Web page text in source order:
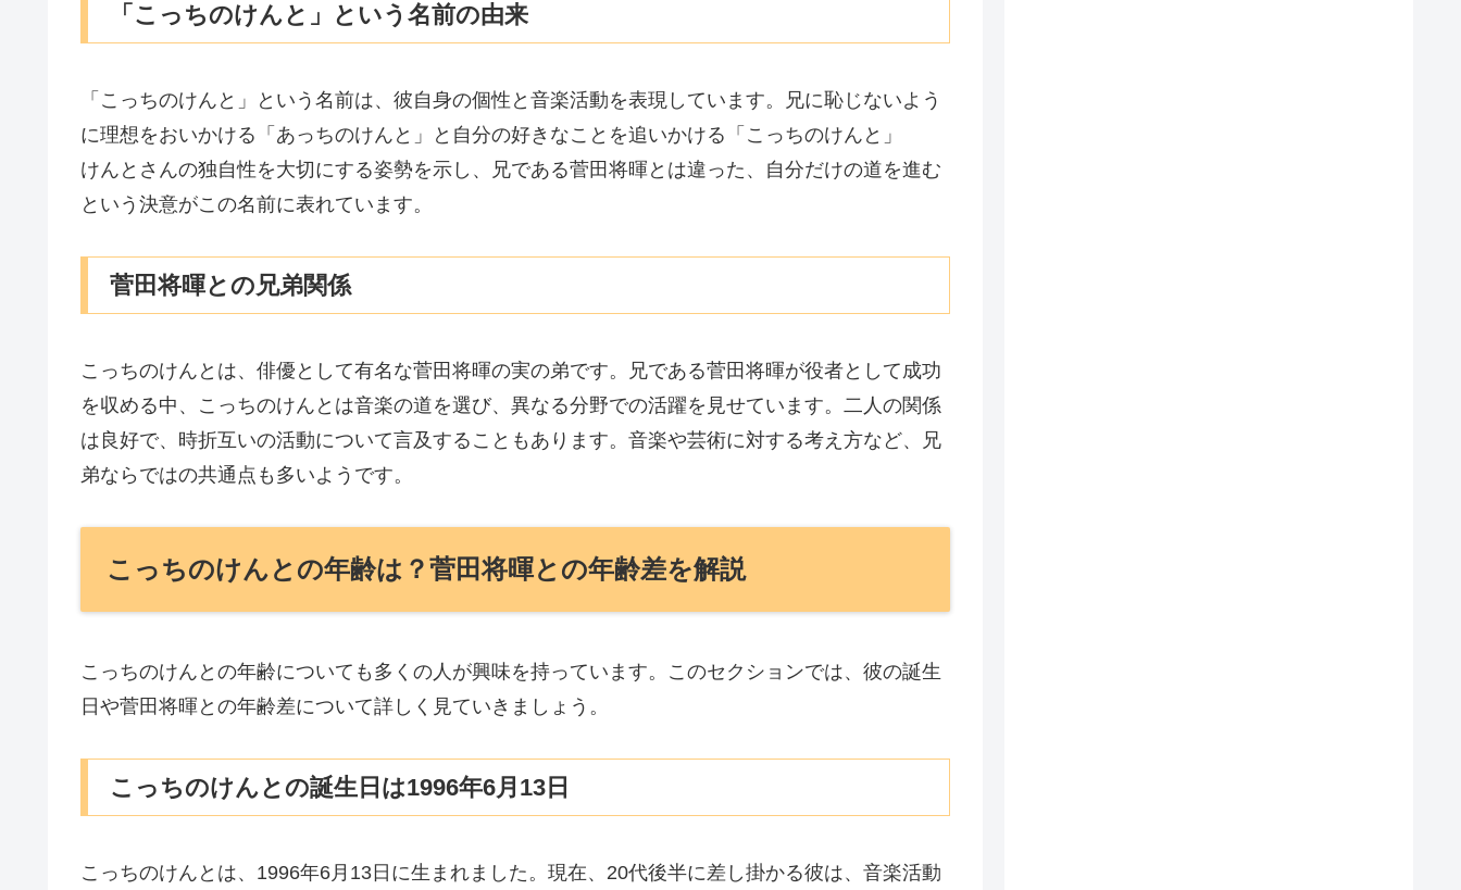
「こっちのけんと」という名前の由来
「こっちのけんと」という名前は、彼自身の個性と音楽活動を表現しています。兄に恥じないよう
に理想をおいかける「あっちのけんと」と自分の好きなことを追いかける「こっちのけんと」
けんとさんの独自性を大切にする姿勢を示し、兄である菅田将暉とは違った、自分だけの道を進む
という決意がこの名前に表れています。
菅田将暉との兄弟関係
こっちのけんとは、俳優として有名な菅田将暉の実の弟です。兄である菅田将暉が役者として成功
を収める中、こっちのけんとは音楽の道を選び、異なる分野での活躍を見せています。二人の関係
は良好で、時折互いの活動について言及することもあります。音楽や芸術に対する考え方など、兄
弟ならではの共通点も多いようです。
こっちのけんとの年齢は？菅田将暉との年齢差を解説
こっちのけんとの年齢についても多くの人が興味を持っています。このセクションでは、彼の誕生
日や菅田将暉との年齢差について詳しく見ていきましょう。
こっちのけんとの誕生日は1996年6月13日
こっちのけんとは、1996年6月13日に生まれました。現在、20代後半に差し掛かる彼は、音楽活動